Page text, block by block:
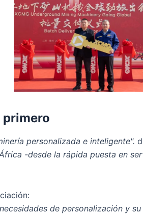
personalizada e inteligente".
-desde la rápida puesta en
de personalización y